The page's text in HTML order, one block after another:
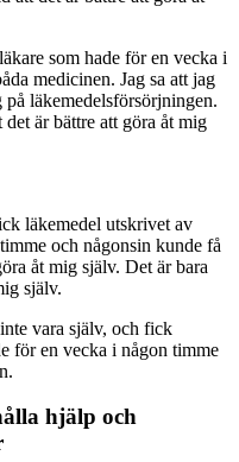
som hade för en vecka i
medicinen. Jag sa att jag
på läkemedelsförsörjningen.
är bättre att göra åt mig
läkemedel utskrivet av
och någonsin kunde få
åt mig själv. Det är bara
själv.
vara själv, och fick
för en vecka i någon timme
hjälp och